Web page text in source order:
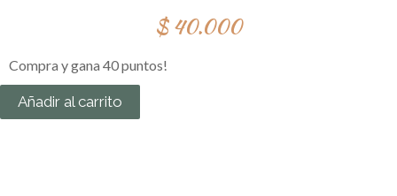
$40.000
Compra y gana 40 puntos!
Añadir al carrito